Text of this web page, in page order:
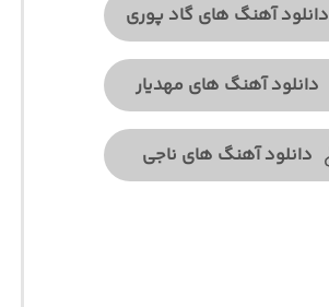
دانلود آهنگ های گاد پوری
دانلود آهنگ های مهدیار
دانلود آهنگ های ناجی